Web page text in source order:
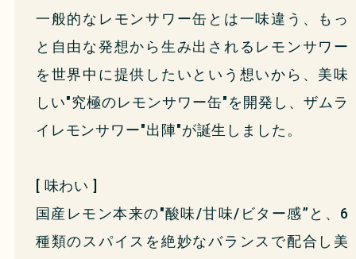
一般的なレモンサワー缶とは一味違う、もっ
と自由な発想から生み出されるレモンサワー
を世界中に提供したいという想いから、美味
しい"究極のレモンサワー缶"を開発し、ザムラ
イレモンサワー"出陣"が誕生しました。
[ 味わい ]
国産レモン本来の"酸味/甘味/ビター感”と、6
種類のスパイスを絶妙なバランスで配合し美